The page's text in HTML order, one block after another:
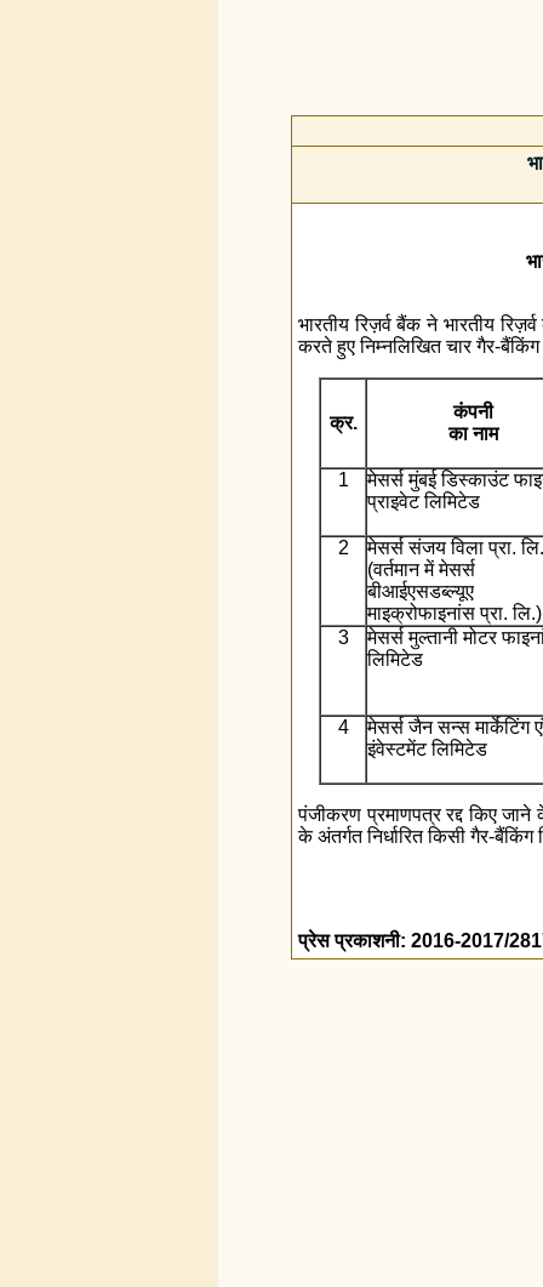
भारतीय रिज़र्व बैंक ने भारतीय
करते हुए निम्‍नलिखित चार गैर-बैंकिंग
क्र.
कंपनी
का नाम
1
मेसर्स मुंबई डिस्काउंट
प्राइवेट लिमिटेड
2
मेसर्स संजय विला प्रा. लि.
(वर्तमान में मेसर्स
बीआईएसडब्ल्यूए
माइक्रोफाइनांस प्रा. लि.)
3
मेसर्स मुल्तानी मोटर
लिमिटेड
4
मेसर्स जैन सन्स मार्केटिंग
इंवेस्टमेंट लिमिटेड
पंजीकरण प्रमाणपत्र रद्द किए
के अंतर्गत निर्धारित किसी गैर-
प्रेस प्रकाशनी: 2016-2017/